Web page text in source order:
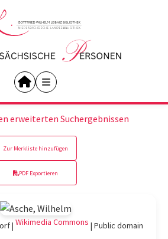
erweiterten Suchergebnissen
Zur Merkliste hinzufügen
PDF Exportieren
| Wikimedia Commons | Public domain